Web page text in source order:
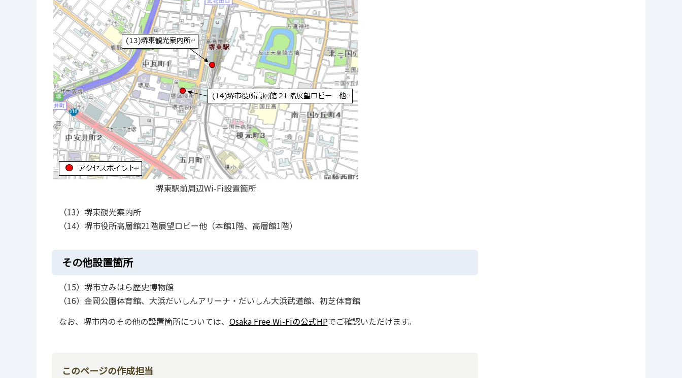
堺東駅前周辺Wi-Fi設置箇所
（13）堺東観光案内所
（14）堺市役所高層館21階展望ロビー他（本館1階、高層館1階）
その他設置箇所
（15）堺市立みはら歴史博物館
（16）金岡公園体育館、大浜だいしんアリーナ・だいしん大浜武道館、初芝体育館
なお、堺市内のその他の設置箇所については、 Osaka Free Wi-Fiの公式HPでご確認いただけます。
このページの作成担当